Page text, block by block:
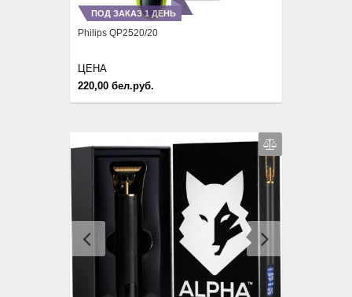
ПОД ЗАКАЗ 1 ДЕНЬ
Philips QP2520/20
220,00 бел.руб.
ЦЕНА
Previous